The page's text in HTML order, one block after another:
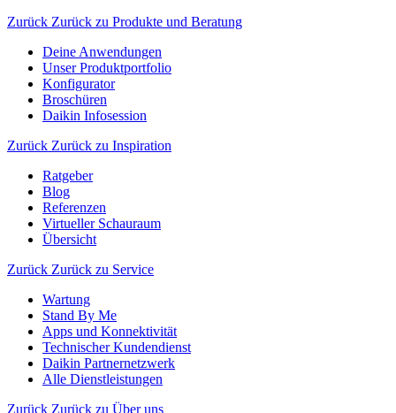
Zurück Zurück zu Produkte und Beratung
Deine Anwendungen
Unser Produktportfolio
Konfigurator
Broschüren
Daikin Infosession
Zurück Zurück zu Inspiration
Ratgeber
Blog
Referenzen
Virtueller Schauraum
Übersicht
Zurück Zurück zu Service
Wartung
Stand By Me
Apps und Konnektivität
Technischer Kundendienst
Daikin Partnernetzwerk
Alle Dienstleistungen
Zurück Zurück zu Über uns